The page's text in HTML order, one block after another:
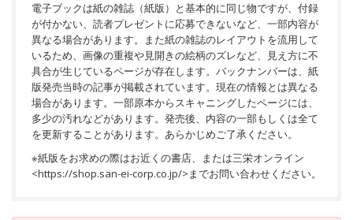
電子ブックは紙の雑誌（紙版）と基本的に同じ物ですが、付録
が付かない、読者プレゼントに応募できないなど、一部内容が
異なる場合があります。また紙の雑誌のレイアウトを流用して
いるため、画像の重複や見開きの絵柄のズレなど、見え方に不
具合が生じているページが存在します。バックナンバーは、紙
版発売当時の記事が掲載されています。現在の情報とは異なる
場合があります。一部原本からスキャニングしたページには、
多少の汚れなどがあります。発売後、内容の一部もしくは全て
を更新することがあります。あらかじめご了承ください。
※紙版をお求めの際はお近くの書店、または三栄オンライン
<https://shop.san-ei-corp.co.jp/>までお問い合わせください。